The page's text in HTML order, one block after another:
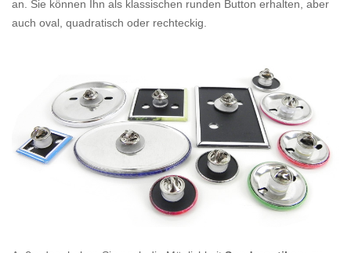
an. Sie können Ihn als klassischen runden Button erhalten, aber
auch oval, quadratisch oder rechteckig.